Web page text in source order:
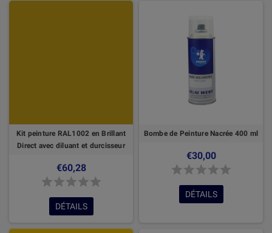
Kit peinture RAL1002 en Brillant
Direct avec diluant et durcisseur
€60,28
DÉTAILS
Bombe de Peinture Nacrée 400 ml
€30,00
DÉTAILS